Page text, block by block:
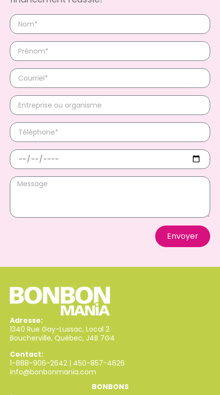
Envoyer
Adresse:
1340 Rue Gay-Lussac, Local 2
Boucherville, Québec, J4B 7G4
Contact:
1-888-906-2642 | 450-857-4626
info@bonbonmania.com
BONBONS